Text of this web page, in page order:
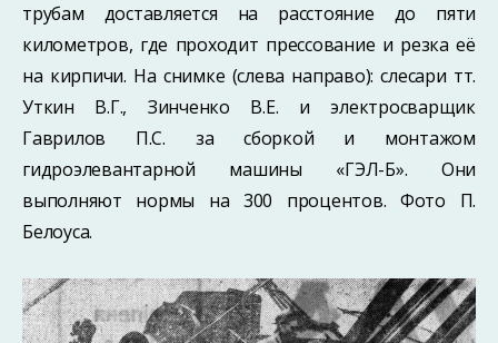
трубам доставляется на расстояние до пяти
километров, где проходит прессование и резка её
на кирпичи. На снимке (слева направо): слесари тт.
Уткин В.Г., Зинченко В.Е. и электросварщик
Гаврилов П.С. за сборкой и монтажом
гидроэлевантарной машины «ГЭЛ-Б». Они
выполняют нормы на 300 процентов. Фото П.
Белоуса.